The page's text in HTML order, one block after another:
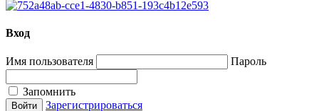
Вход
Имя пользователя Пароль
Запомнить
Зарегистрироваться